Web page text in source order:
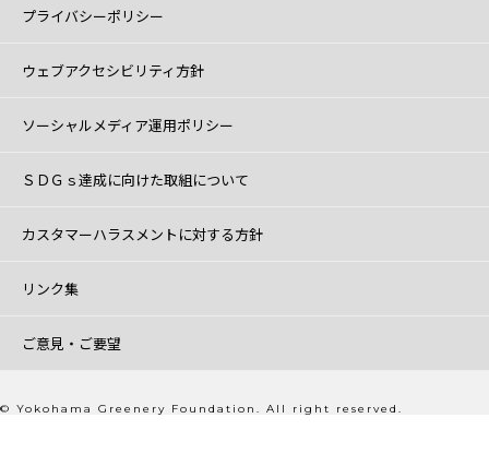
プライバシーポリシー
ウェブアクセシビリティ方針
ソーシャルメディア運用ポリシー
ＳＤＧｓ達成に向けた取組について
カスタマーハラスメントに対する方針
リンク集
ご意見・ご要望
© Yokohama Greenery Foundation. All right reserved.